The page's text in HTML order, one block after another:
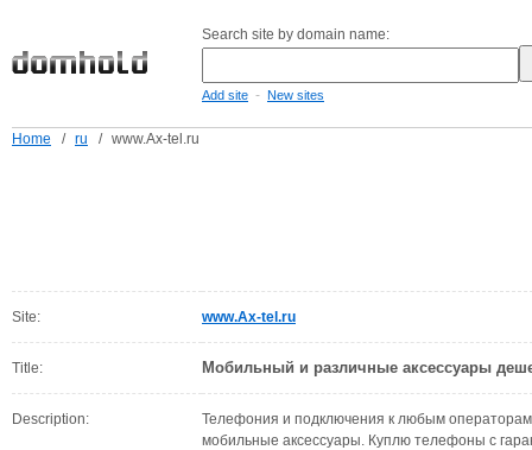
Search site by domain name:
Add site - New sites
Home / ru / www.Ax-tel.ru
Site: www.Ax-tel.ru
Title: Мобильный и различные аксессуары
Description:
Телефония и подключения к любым
мобильные аксессуары. Куплю телефоны с